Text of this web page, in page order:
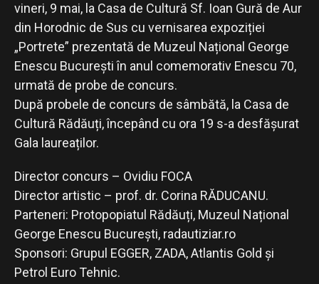
vineri, 9 mai, la Casa de Cultură Sf. Ioan Gură de Aur
din Horodnic de Sus cu vernisarea expoziției
„Portrete” prezentată de Muzeul Național George
Enescu București în anul comemorativ Enescu 70,
urmată de probe de concurs.
După probele de concurs de sâmbătă, la Casa de
Cultură Rădăuți, începând cu ora 19 s-a desfășurat
Gala laureaților.
Director concurs – Ovidiu FOCA
Director artistic – prof. dr. Corina RĂDUCANU.
Parteneri: Protopopiatul Rădăuți, Muzeul Național
George Enescu București, radautiziar.ro
Sponsori: Grupul EGGER, ZADA, Atlantis Gold și
Petrol Euro Tehnic.